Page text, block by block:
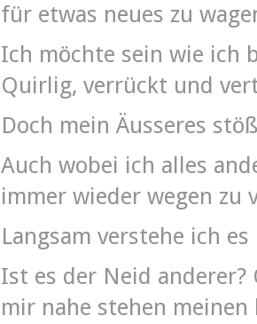
für etwas neues zu
Ich möchte sein wie ich
Quirlig, verrückt und
Doch mein Äusseres
Auch wobei ich alles
immer wieder wegen
Langsam verstehe ich
Ist es der Neid
mir nahe stehen